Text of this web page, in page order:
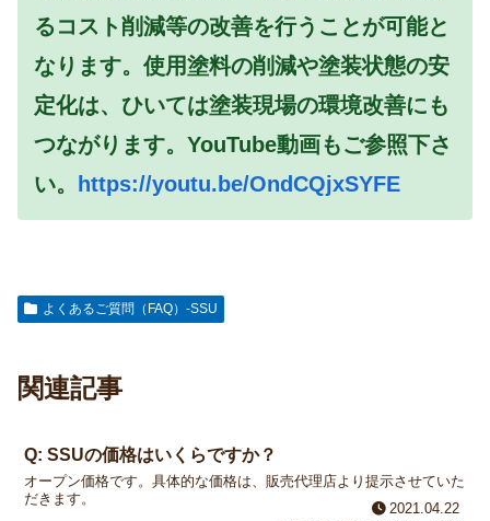
るコスト削減等の改善を行うことが可能と
なります。 使用塗料の削減や塗装状態の安
定化は、ひいては塗装現場の環境改善にも
つながります。YouTube動画もご参照下さ
い。
https://youtu.be/OndCQjxSYFE
よくあるご質問（FAQ）-SSU
関連記事
Q: SSUの価格はいくらですか？
オープン価格です。具体的な価格は、販売代理店より提示させていた
だきます。
2021.04.22